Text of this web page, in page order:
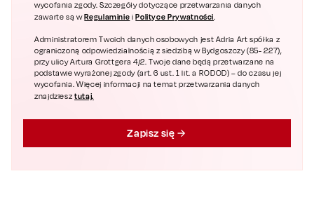
wycofania zgody. Szczegóły dotyczące przetwarzania danych
zawarte są wRegulaminie i Polityce Prywatności.
Administratorem Twoich danych osobowych jest Adria Art spółka z
ograniczoną odpowiedzialnością z siedzibą w Bydgoszczy (85- 227),
przy ulicy Artura Grottgera 4/2. Twoje dane będą przetwarzane na
podstawie wyrażonej zgody (art. 6 ust. 1 lit. a RODOD) – do czasu jej
wycofania. Więcej informacji na temat przetwarzania danych
znajdziesztutaj.
Zapisz się